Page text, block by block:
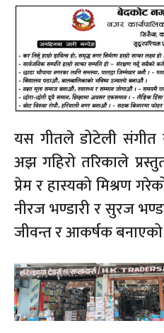
यस गीतले डोटेली संगीत
अझ गहिरो तरिकाले
प्रेम र हास्यको मिश्रण
नीरज भण्डारी र सुरज
जीवन्त र आकर्षक